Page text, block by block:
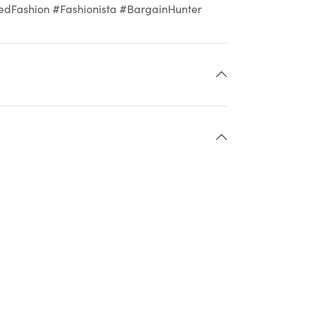
#Fashionista #BargainHunter